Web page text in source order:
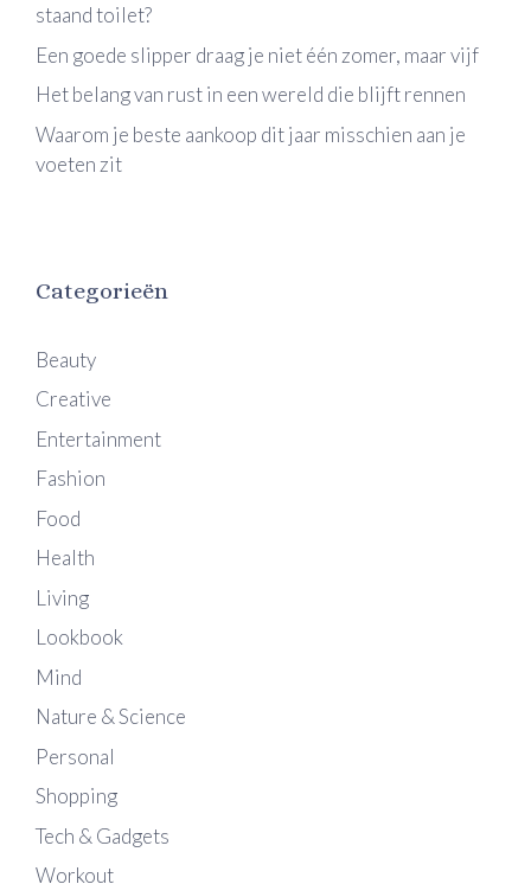
staand toilet?
Een goede slipper draag je niet één zomer, maar vijf
Het belang van rust in een wereld die blijft rennen
Waarom je beste aankoop dit jaar misschien aan je
voeten zit
Categorieën
Beauty
Creative
Entertainment
Fashion
Food
Health
Living
Lookbook
Mind
Nature & Science
Personal
Shopping
Tech & Gadgets
Workout